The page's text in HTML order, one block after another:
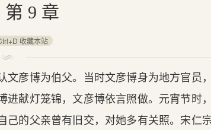
第 9 章
收藏本站
彦博为伯父。当时文彦博身为地方官员
献灯笼锦，文彦博依言照做。元宵节时
己的父亲曾有旧交，对她多有关照。宋仁